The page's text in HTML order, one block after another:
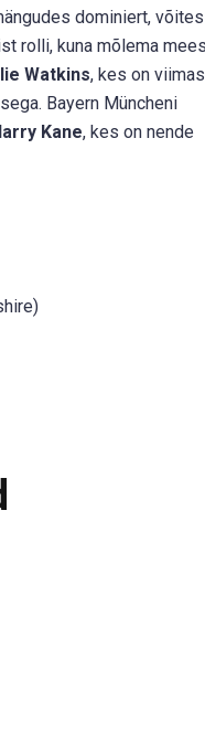
dominiert,
rolli, kuna mõlema
Watkins, kes on
Bayern Müncheni
Kane, kes on nende